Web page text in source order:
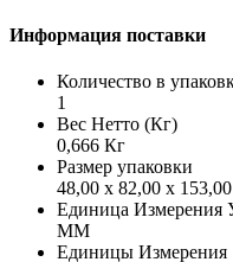
Информация поставки
Количество в
1
Вес Нетто (Кг)
0,666 Кг
Размер упаковки
48,00 x 82,00 x 153,00
Единица Измерения
MM
Единицы Измерения